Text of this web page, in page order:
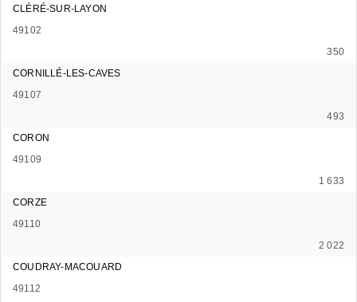
CLÉRÉ-SUR-LAYON
49102
350
CORNILLÉ-LES-CAVES
49107
493
CORON
49109
1 633
CORZE
49110
2 022
COUDRAY-MACOUARD
49112